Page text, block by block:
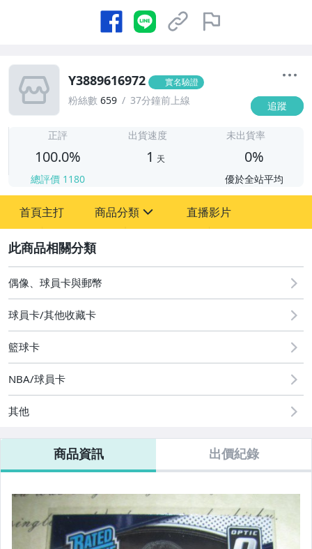
Y3889616972 實名驗證
粉絲數 659 37分鐘前上線 追蹤
正評
100.0%
總評價 1180
出貨速度
1 天
未出貨率
0%
優於全站平均
首頁主打 商品分類
偶像、球員卡與郵幣
直播影片
偶像、球員卡與郵幣
球員卡/其他收藏卡
籃球卡
NBA/球員卡
其他
商品資訊 出價紀錄